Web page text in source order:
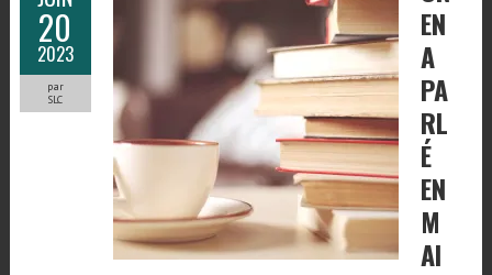
20
2023
par
SLC
EN
A
PA
RL
É
EN
M
AI